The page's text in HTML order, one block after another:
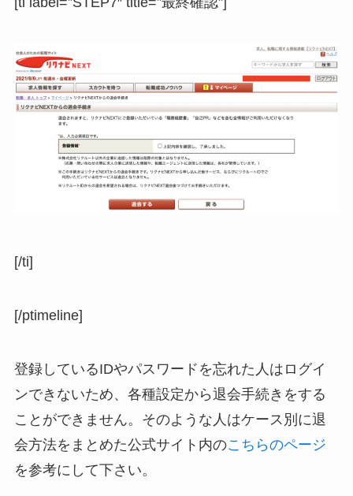
[/ti]
[/ptimeline]
登録しているIDやパスワードを忘れた人はログイ
ンできないため、各種設定から退会手続きをする
ことができません。そのような人はケース別に退
会方法をまとめた公式サイト内のこちらのページ
を参考にして下さい。